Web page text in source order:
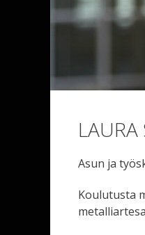
LAURA
Asun ja
Koulutusta